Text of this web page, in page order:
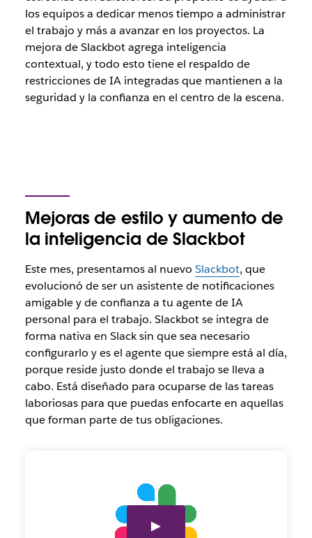
los equipos a dedicar menos tiempo a administrar
el trabajo y más a avanzar en los proyectos. La
mejora de Slackbot agrega inteligencia
contextual, y todo esto tiene el respaldo de
restricciones de IA integradas que mantienen a la
seguridad y la confianza en el centro de la escena.
Mejoras de estilo y aumento de
la inteligencia de Slackbot
Este mes, presentamos al nuevo Slackbot, que
evolucionó de ser un asistente de notificaciones
amigable y de confianza a tu agente de IA
personal para el trabajo. Slackbot se integra de
forma nativa en Slack sin que sea necesario
configurarlo y es el agente que siempre está al día,
porque reside justo donde el trabajo se lleva a
cabo. Está diseñado para ocuparse de las tareas
laboriosas para que puedas enfocarte en aquellas
que forman parte de tus obligaciones.